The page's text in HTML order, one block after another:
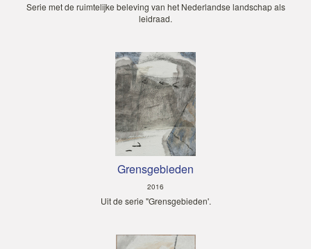
Serie met de ruimtelijke beleving van het Nederlandse landschap als
leidraad.
Grensgebieden
2016
Uit de serie "Grensgebieden'.